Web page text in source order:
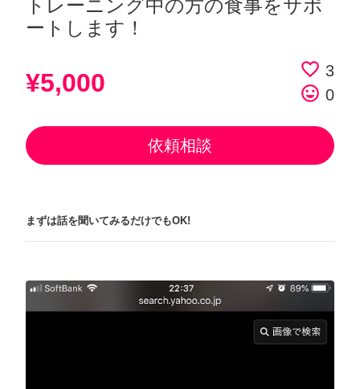
トレーニング中の方の食事をサポ
ートします！
¥5,000 favorite_border 3
tag_faces 0
依頼相談
まずは話を聞いてみるだけでもOK!